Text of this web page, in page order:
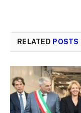
RELATED POSTS